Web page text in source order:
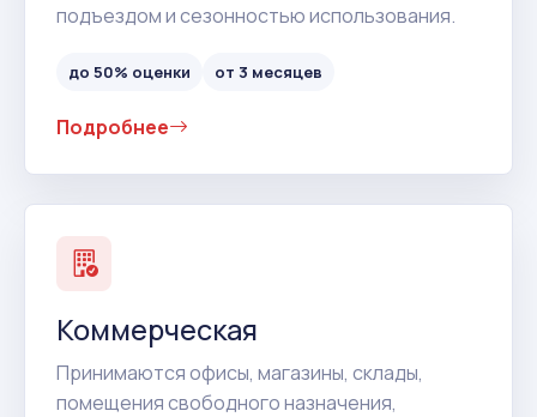
подъездом и сезонностью использования.
до 50% оценки от 3 месяцев
Подробнее
Коммерческая
Принимаются офисы, магазины, склады,
помещения свободного назначения,